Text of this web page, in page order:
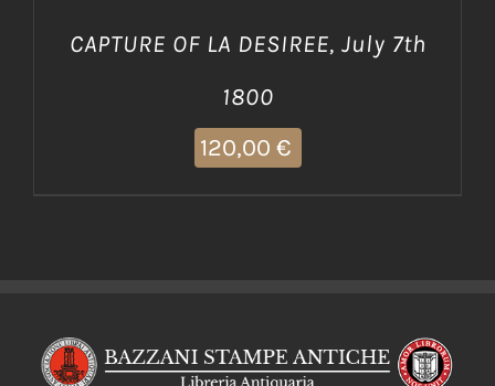
CAPTURE OF LA DESIREE, July 7th
1800
120,00 €